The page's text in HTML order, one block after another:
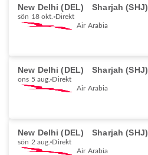
New Delhi (DEL) Sharjah (SHJ)
sön 18 okt. Direkt
Air Arabia
New Delhi (DEL) Sharjah (SHJ)
ons 5 aug. Direkt
Air Arabia
New Delhi (DEL) Sharjah (SHJ)
sön 2 aug. Direkt
Air Arabia